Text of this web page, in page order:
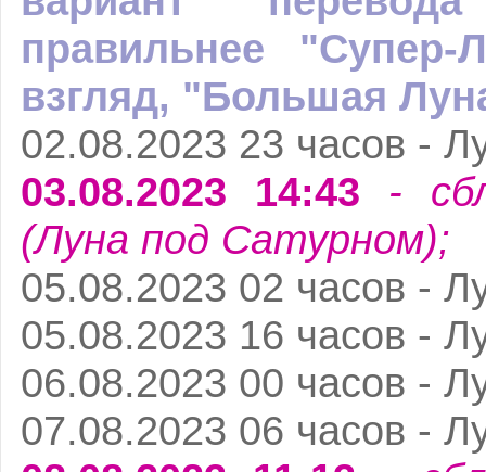
правильнее
взгляд, "Большая
02.08.2023 23 часов -
03.08.2023 14:43 -
(Луна под Сатурном);
05.08.2023 02 часов -
05.08.2023 16 часов -
06.08.2023 00 часов -
07.08.2023 06 часов -